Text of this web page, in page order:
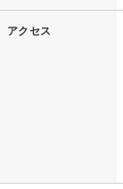
アクセス